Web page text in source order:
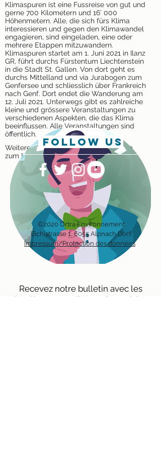
Klimaspuren ist eine Fussreise von gut und
gerne 700 Kilometern und 16’ 000
Höhenmetern. Alle, die sich fürs Klima
interessieren und gegen den Klimawandel
engagieren, sind eingeladen, eine oder
mehrere Etappen mitzuwandern.
Klimaspuren startet am 1. Juni 2021 in Ilanz
GR, führt durchs Fürstentum Liechtenstein
in die Stadt St. Gallen. Von dort geht es
durchs Mittelland und via Jurabogen zum
Genfersee und schliesslich über Frankreich
nach Genf. Dort endet die Wanderung am
12. Juli 2021. Unterwegs gibt es zahlreiche
kleine und grössere Veranstaltungen zu
verschiedenen Aspekten, die das Klima
beeinflussen. Alle Veranstaltungen sind
öffentlich.
Weitere Informationen und Anmeldung
zum Mitwandern:www.klimaspuren.ch
follow us
©2020 Ortra Environnement
Eichistrasse 1, 6055 Alpnach Dorf
Impressum/Protection des données
Recevez notre bulletin avec les
dernières nouvelles sur les métiers